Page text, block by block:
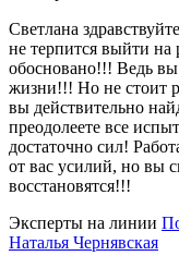
Светлана
не терпится выйти
обосновано!!! Ведь вы
жизни!!! Но не стоит
вы действительно
преодолеете все
достаточно сил!
от вас усилий, но вы
восстановятся!!!
Эксперты на линии
Наталья Чернявская